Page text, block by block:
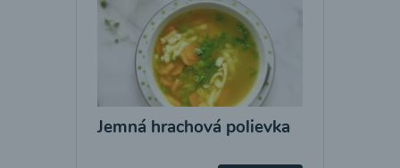
Jemná hrachová polievka